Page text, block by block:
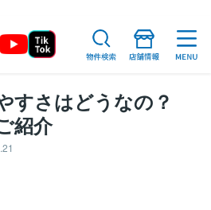
すさはどうなの？
紹介